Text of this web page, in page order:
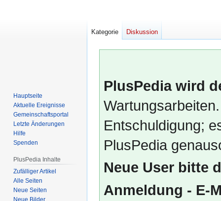
PlusPedia wird
Entschuldigung;
PlusPedia
Neue User bitte
Anmeldung - E-
Kategorie Diskussion
Hauptseite
Aktuelle Ereignisse
Gemeinschafts­portal
Letzte Änderungen
Hilfe
Spenden
PlusPedia Inhalte
Zufälliger Artikel
Alle Seiten
Neue Seiten
Neue Bilder